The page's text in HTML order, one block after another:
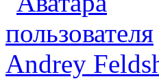
Andrey